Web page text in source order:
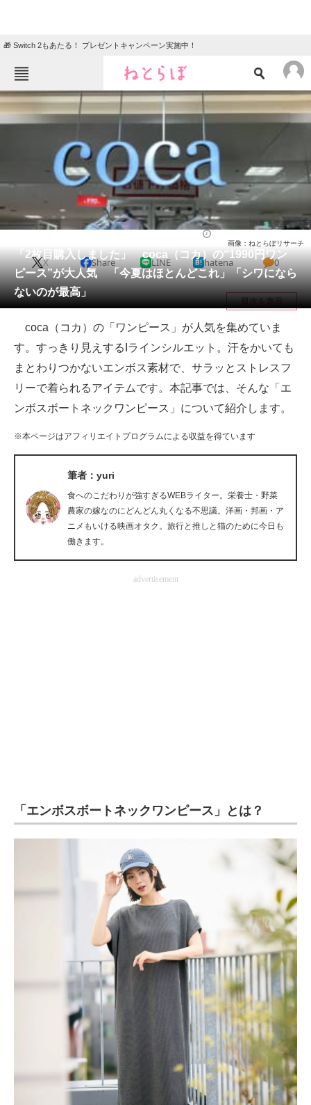
🎁 Switch 2もあたる！ プレゼントキャンペーン実施中！
ねとらぼメニュー
TOP ニュース
クイズ
地域
教育・育児
動物 リサーチ
会員記事
メディア
注目記事を集めた総合ページ
ITの今と未来を見通す
スマホと通信の最新トレンド
進化するPCとデバイスの未来
好きが集まる 比べて選べる
AI活用のいまが分かる
企業ITのトレンドを詳説
マーケ×ITの今がよく分かる
エネルギーの専門メディア
建設×テクノロジーの最前線
ちょっと気になるネットの話題
「2枚目購入しました」 coca（コカ）の“1990円ワン
ピース”が大人気 「今夏はほとんどこれ」「シワになら
ないのが最高」
画像：ねとらぼリサーチ
X Share LINE hatena 0
目次を表示
coca（コカ）の「ワンピース」が人気を集めていま
す。すっきり見えするIラインシルエット。汗をかいても
まとわりつかないエンボス素材で、サラッとストレスフ
リーで着られるアイテムです。本記事では、そんな「エ
ンボスボートネックワンピース」について紹介します。
※本ページはアフィリエイトプログラムによる収益を得ています
筆者：yuri
食へのこだわりが強すぎるWEBライター。栄養士・野菜
農家の嫁なのにどんどん丸くなる不思議。洋画・邦画・ア
ニメもいける映画オタク。旅行と推しと猫のために今日も
働きます。
advertisement
「エンボスボートネックワンピース」とは？